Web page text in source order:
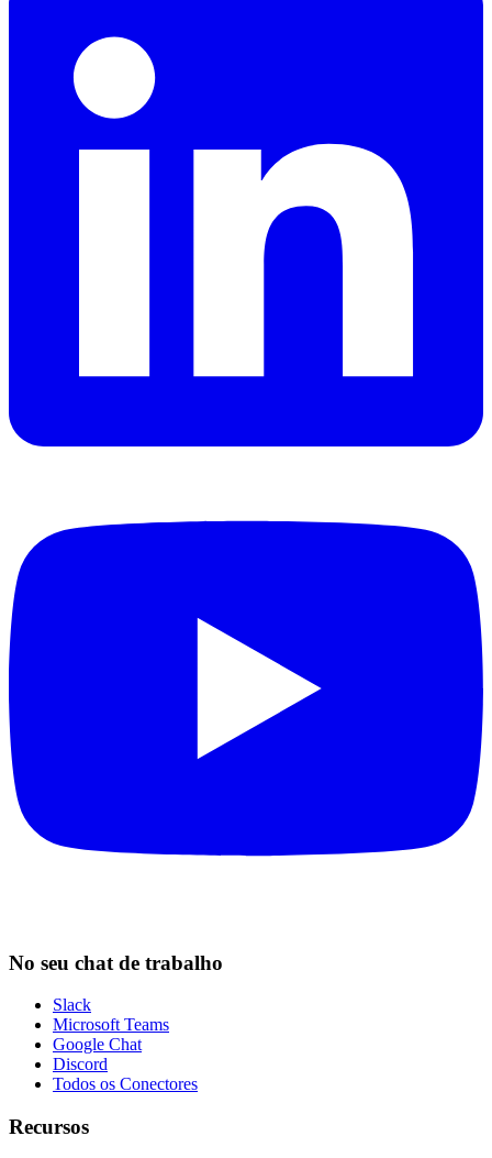
No seu chat de trabalho
Slack
Microsoft Teams
Google Chat
Discord
Todos os Conectores
Recursos